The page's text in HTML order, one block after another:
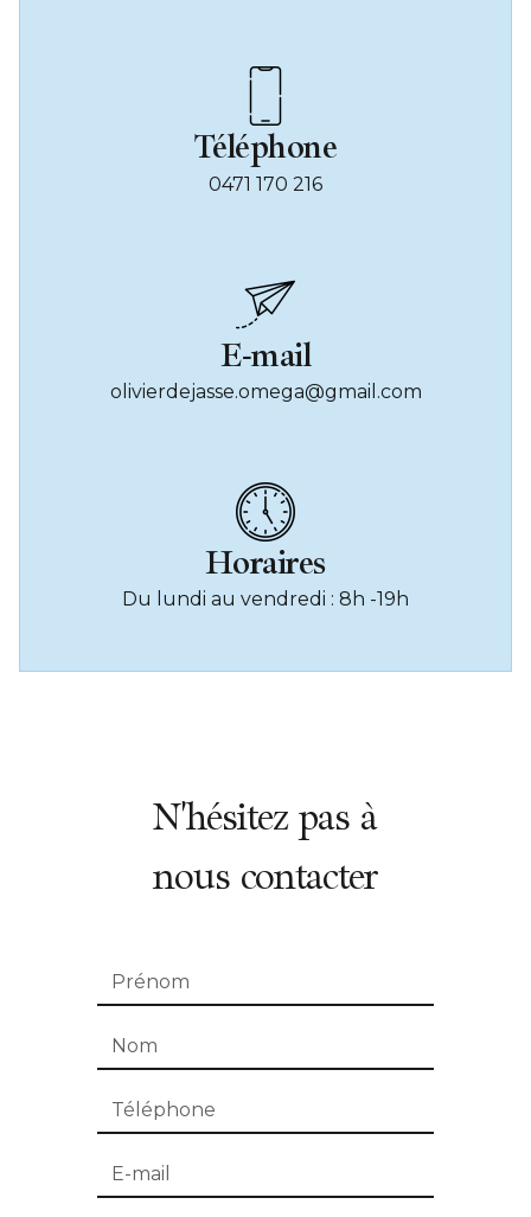
Téléphone
0471 170 216
E-mail
olivierdejasse.omega@gmail.com
Horaires
Du lundi au vendredi : 8h -19h
N'hésitez pas à
nous contacter